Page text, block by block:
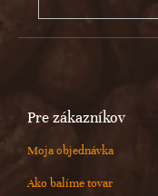
Pre zákazníkov
Moja objednávka
Ako balíme tovar